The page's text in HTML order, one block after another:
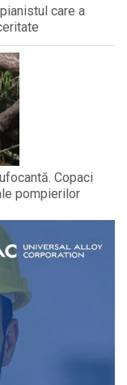
care a
Copaci
pompierilor